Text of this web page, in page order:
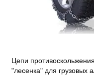
Цепи
"лесенка" для грузовых